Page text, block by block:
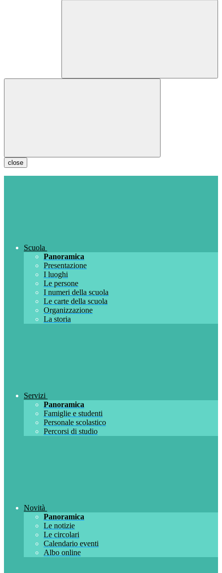
close
Scuola
Panoramica
Presentazione
I luoghi
Le persone
I numeri della scuola
Le carte della scuola
Organizzazione
La storia
Servizi
Panoramica
Famiglie e studenti
Personale scolastico
Percorsi di studio
Novità
Panoramica
Le notizie
Le circolari
Calendario eventi
Albo online